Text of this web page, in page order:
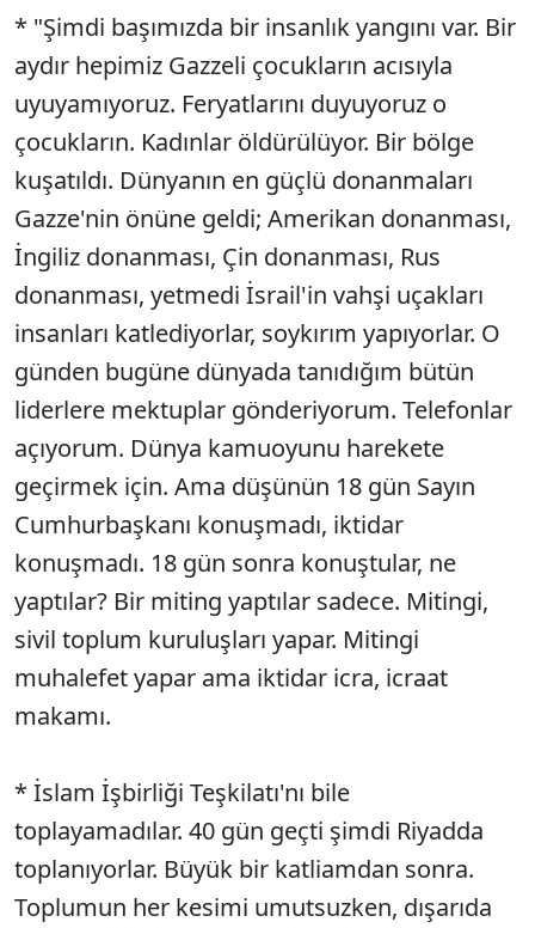
* "Şimdi başımızda bir insanlık yangını var. Bir
aydır hepimiz Gazzeli çocukların acısıyla
uyuyamıyoruz. Feryatlarını duyuyoruz o
çocukların. Kadınlar öldürülüyor. Bir bölge
kuşatıldı. Dünyanın en güçlü donanmaları
Gazze'nin önüne geldi; Amerikan donanması,
İngiliz donanması, Çin donanması, Rus
donanması, yetmedi İsrail'in vahşi uçakları
insanları katlediyorlar, soykırım yapıyorlar. O
günden bugüne dünyada tanıdığım bütün
liderlere mektuplar gönderiyorum. Telefonlar
açıyorum. Dünya kamuoyunu harekete
geçirmek için. Ama düşünün 18 gün Sayın
Cumhurbaşkanı konuşmadı, iktidar
konuşmadı. 18 gün sonra konuştular, ne
yaptılar? Bir miting yaptılar sadece. Mitingi,
sivil toplum kuruluşları yapar. Mitingi
muhalefet yapar ama iktidar icra, icraat
makamı.
* İslam İşbirliği Teşkilatı'nı bile
toplayamadılar. 40 gün geçti şimdi Riyadda
toplanıyorlar. Büyük bir katliamdan sonra.
Toplumun her kesimi umutsuzken, dışarıda